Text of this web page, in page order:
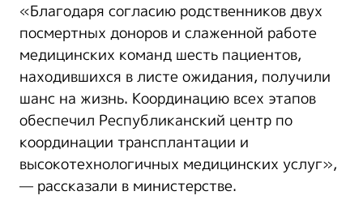
«Благодаря согласию родственников двух
посмертных доноров и слаженной работе
медицинских команд шесть пациентов,
находившихся в листе ожидания, получили
шанс на жизнь. Координацию всех этапов
обеспечил Республиканский центр по
координации трансплантации и
высокотехнологичных медицинских услуг»,
— рассказали в министерстве.